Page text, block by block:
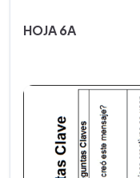
HOJA 6A